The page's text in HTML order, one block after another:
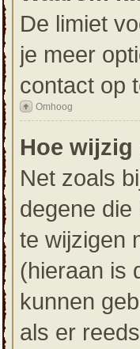
De limiet
je meer
contact op
Omhoog
Hoe
Net zoals
degene
te wijzigen
(hieraan is
kunnen
als er